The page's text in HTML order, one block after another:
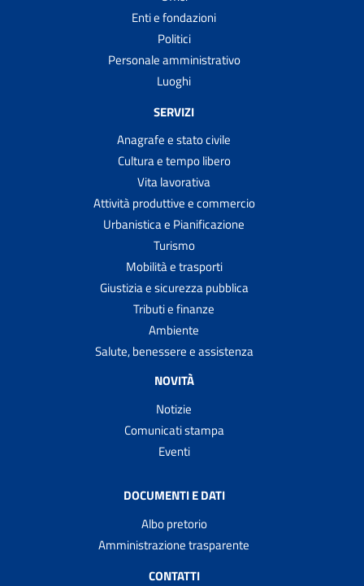
Enti e fondazioni
Politici
Personale amministrativo
Luoghi
SERVIZI
Anagrafe e stato civile
Cultura e tempo libero
Vita lavorativa
Attività produttive e commercio
Urbanistica e Pianificazione
Turismo
Mobilità e trasporti
Giustizia e sicurezza pubblica
Tributi e finanze
Ambiente
Salute, benessere e assistenza
NOVITÀ
Notizie
Comunicati stampa
Eventi
DOCUMENTI E DATI
Albo pretorio
Amministrazione trasparente
CONTATTI